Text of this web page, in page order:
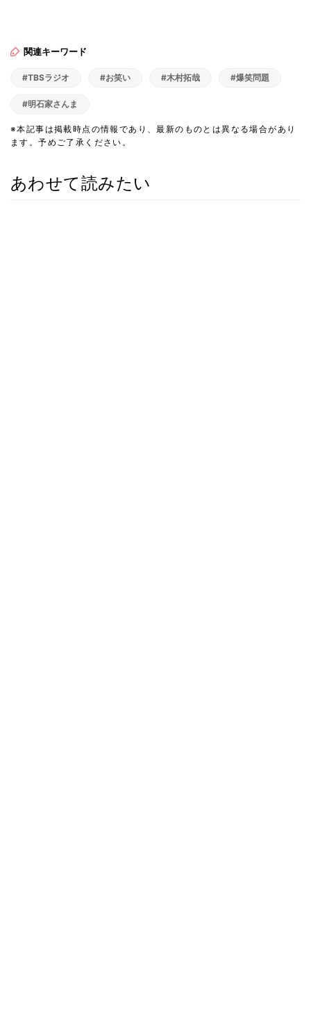
関連キーワード
#TBSラジオ #お笑い #木村拓哉 #爆笑問題
#明石家さんま
※本記事は掲載時点の情報であり、最新のものとは異なる場合があり
ます。予めご了承ください。
あわせて読みたい